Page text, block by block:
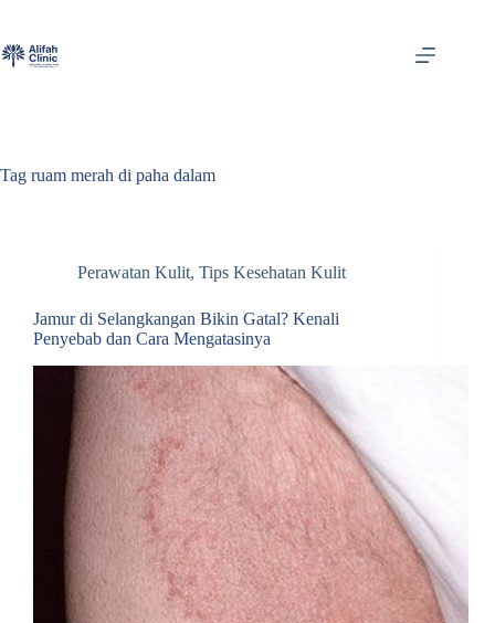
content
Tag ruam merah di paha dalam
Perawatan Kulit, Tips Kesehatan Kulit
Jamur di Selangkangan Bikin Gatal? Kenali
Penyebab dan Cara Mengatasinya